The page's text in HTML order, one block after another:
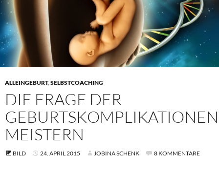
ALLEINGEBURT,SELBSTCOACHING
DIE FRAGE DER
GEBURTSKOMPLIKATIONEN
MEISTERN
BILD 24. APRIL 2015 JOBINA SCHENK 8 KOMMENTARE